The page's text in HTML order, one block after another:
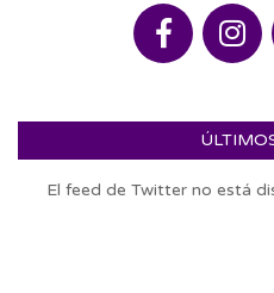
El feed de Twitter no está